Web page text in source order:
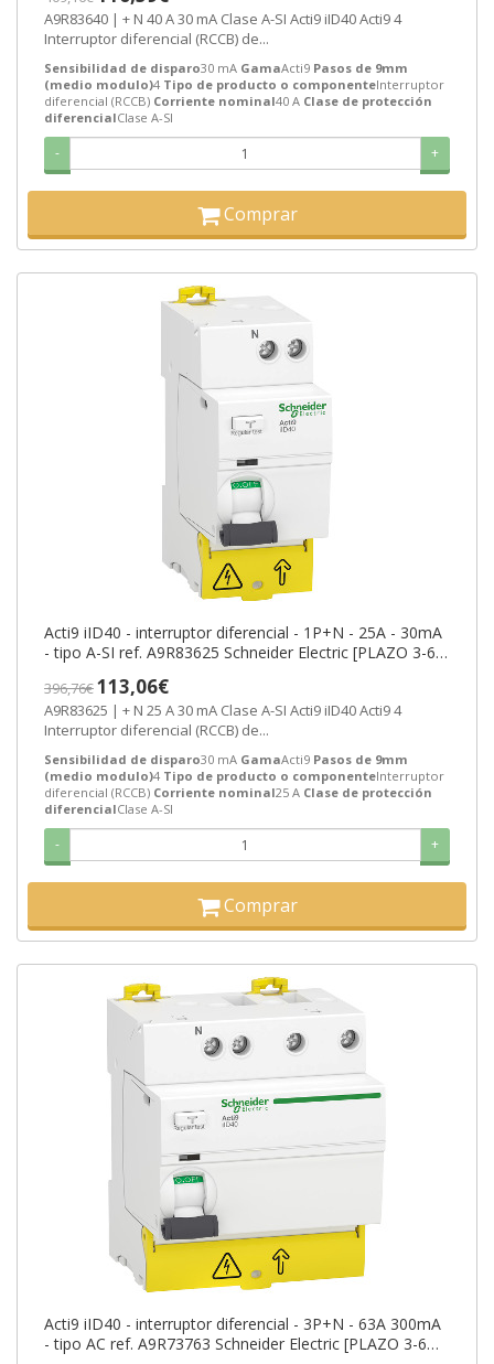
A9R83640 | + N 40 A 30 mA Clase A-SI Acti9 iID40 Acti9 4
Interruptor diferencial (RCCB) de...
Sensibilidad de disparo30 mA GamaActi9 Pasos de 9mm
(medio modulo)4 Tipo de producto o componenteInterruptor
diferencial (RCCB) Corriente nominal40 A Clase de protección
diferencialClase A-SI
- +
Comprar
Acti9 iID40 - interruptor diferencial - 1P+N - 25A - 30mA
- tipo A-SI ref. A9R83625 Schneider Electric [PLAZO 3-6
396,76€113,06€
A9R83625 | + N 25 A 30 mA Clase A-SI Acti9 iID40 Acti9 4
Interruptor diferencial (RCCB) de...
Sensibilidad de disparo30 mA GamaActi9 Pasos de 9mm
(medio modulo)4 Tipo de producto o componenteInterruptor
diferencial (RCCB) Corriente nominal25 A Clase de protección
diferencialClase A-SI
- +
Comprar
Acti9 iID40 - interruptor diferencial - 3P+N - 63A 300mA
- tipo AC ref. A9R73763 Schneider Electric [PLAZO 3-6